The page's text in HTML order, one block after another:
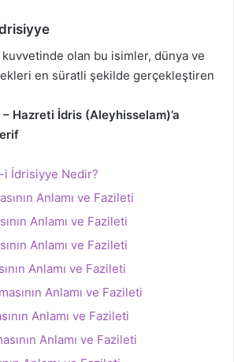
olan bu isimler, dünya ve
en süratli şekilde gerçekleştiren
Hazreti İdris (Aleyhisselam)’a
i İdrisiyye Nedir?
Anlamı ve Fazileti
Anlamı ve Fazileti
Anlamı ve Fazileti
Anlamı ve Fazileti
Anlamı ve Fazileti
Anlamı ve Fazileti
Anlamı ve Fazileti